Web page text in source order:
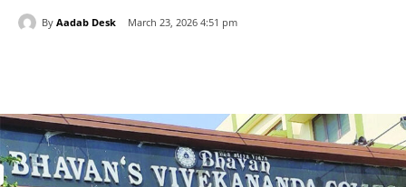
By Aadab Desk March 23, 2026 4:51 pm